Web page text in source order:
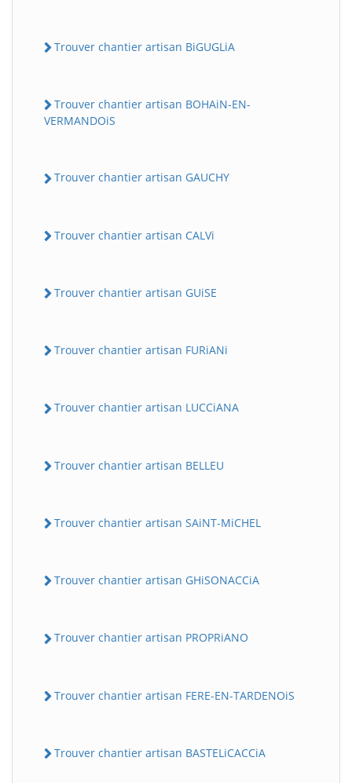
Trouver chantier artisan BiGUGLiA
Trouver chantier artisan BOHAiN-EN-
VERMANDOiS
Trouver chantier artisan GAUCHY
Trouver chantier artisan CALVi
Trouver chantier artisan GUiSE
Trouver chantier artisan FURiANi
Trouver chantier artisan LUCCiANA
Trouver chantier artisan BELLEU
Trouver chantier artisan SAiNT-MiCHEL
Trouver chantier artisan GHiSONACCiA
Trouver chantier artisan PROPRiANO
Trouver chantier artisan FERE-EN-TARDENOiS
Trouver chantier artisan BASTELiCACCiA